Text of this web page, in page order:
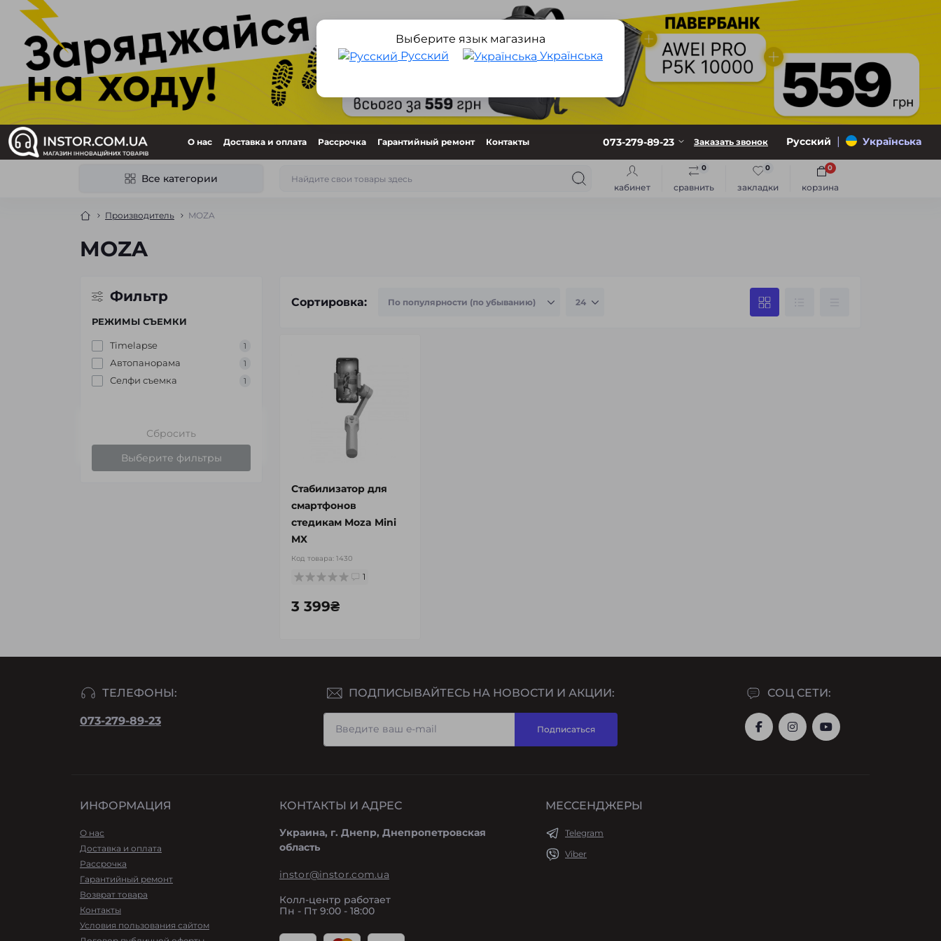
О нас Доставка и оплата Рассрочка Гарантийный ремонт Контакты 073-279-89-23 Заказать звонок Русский | Українська
Все категории
кабинет сравнить
0
закладки
0
корзина
0
Производитель MOZA
MOZA
Выберите язык магазина
Русский
Українська
Фильтр
РЕЖИМЫ СЪЕМКИ
Timelapse 1
Автопанорама 1
Селфи съемка 1
Сбросить
Выберите фильтры
Сортировка:
Стабилизатор для
смартфонов
стедикам Moza Mini
MX
Код товара: 1430
1
3 399₴
ТЕЛЕФОНЫ:
073-279-89-23
СОЦ СЕТИ:
ПОДПИСЫВАЙТЕСЬ НА НОВОСТИ И АКЦИИ:
Подписаться
ИНФОРМАЦИЯ
О нас
Доставка и оплата
Рассрочка
Гарантийный ремонт
Возврат товара
Контакты
Условия пользования сайтом
КОНТАКТЫ И АДРЕС
Украина, г. Днепр, Днепропетровская
область
instor@instor.com.ua
Колл-центр работает
Пн - Пт 9:00 - 18:00
МЕССЕНДЖЕРЫ
Telegram
Viber